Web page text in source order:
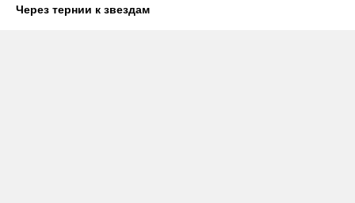
Через тернии к звездам